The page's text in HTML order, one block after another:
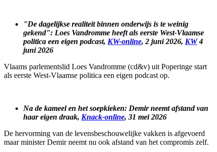
"De dagelijkse realiteit binnen onderwijs is te weinig
gekend": Loes Vandromme heeft als eerste West-Vlaamse
politica een eigen podcast, KW-online, 2 juni 2026, KW4
juni 2026
Vlaams parlementslid Loes Vandromme (cd&v) uit Poperinge start
als eerste West-Vlaamse politica een eigen podcast op.
Na de kameel en het soepkieken: Demir neemt afstand van
haar eigen draak, Knack-online, 31 mei 2026
De hervorming van de levensbeschouwelijke vakken is afgevoerd
maar minister Demir neemt nu ook afstand van het compromis zelf.